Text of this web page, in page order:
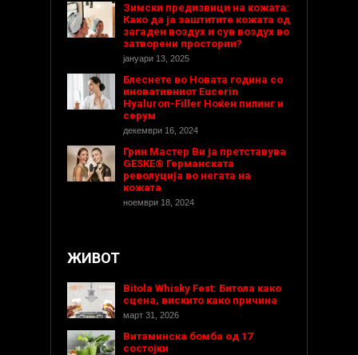
Зимски предизвици на кожата:
Како да ја заштитите кожата од
загаден воздух и сув воздух во
затворени простории?
јануари 13, 2025
Блеснете во Новата година со
иновативниот Eucerin
Hyaluron-Filler Ноќен пилинг и
серум
декември 16, 2024
Грин Мастер Ви ја претставува
GESKE® Германската
револуција во негата на
кожата
ноември 18, 2024
ЖИВОТ
Bitola Whisky Fest: Битола како
сцена, вискито како причина
март 31, 2026
Витаминска бомба од 17
состојки